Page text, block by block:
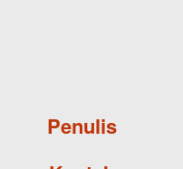
Penulis